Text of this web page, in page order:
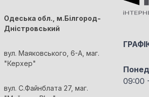
Одеська обл., м.Білгород-
Дністровський
вул. Маяковського, 6-А, маг.
"Керхер"
вул. С.Файнблата 27, маг.
09:00